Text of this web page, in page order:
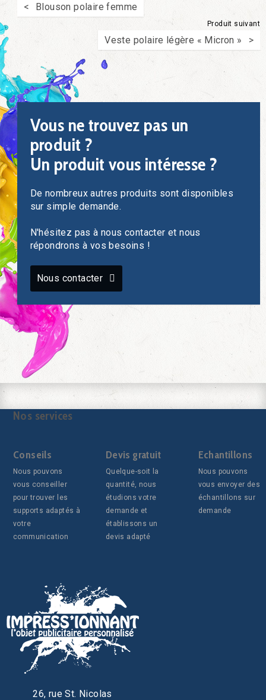
Blouson polaire femme
Produit suivant
Veste polaire légère « Micron »
Vous ne trouvez pas un
produit ?
Un produit vous intéresse ?
De nombreux autres produits sont disponibles
sur simple demande.
N'hésitez pas à nous contacter et nous
répondrons à vos besoins !
Nous contacter
Nos services
Conseils
Nous pouvons
vous conseiller
pour trouver les
supports adaptés à
votre
communication
Devis gratuit
Quelque-soit la
quantité, nous
étudions votre
demande et
établissons un
devis adapté
Echantillons
Nous pouvons
vous envoyer des
échantillons sur
demande
26, rue St. Nicolas